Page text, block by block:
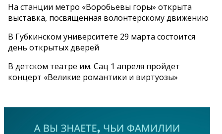
На станции метро «Воробьевы горы» открыта
выставка, посвященная волонтерскому движению
В Губкинском университете 29 марта состоится
день открытых дверей
В детском театре им. Сац 1 апреля пройдет
концерт «Великие романтики и виртуозы»